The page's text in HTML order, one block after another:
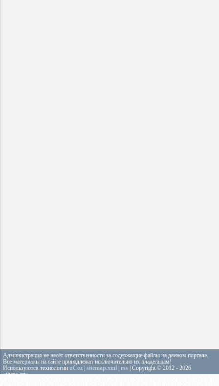
Администрация не несёт ответственности за содержащие файлы на данном портале.
Все материалы на сайте принадлежат исключительно их владельцам!
Используются технологии uCoz sitemap.xml rss | Copyright © 2012 - 2026
«theps.art»